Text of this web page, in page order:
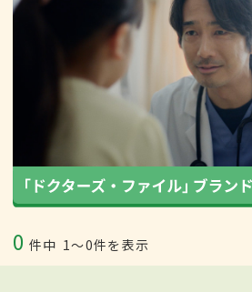
0 件中 1〜0件を表示